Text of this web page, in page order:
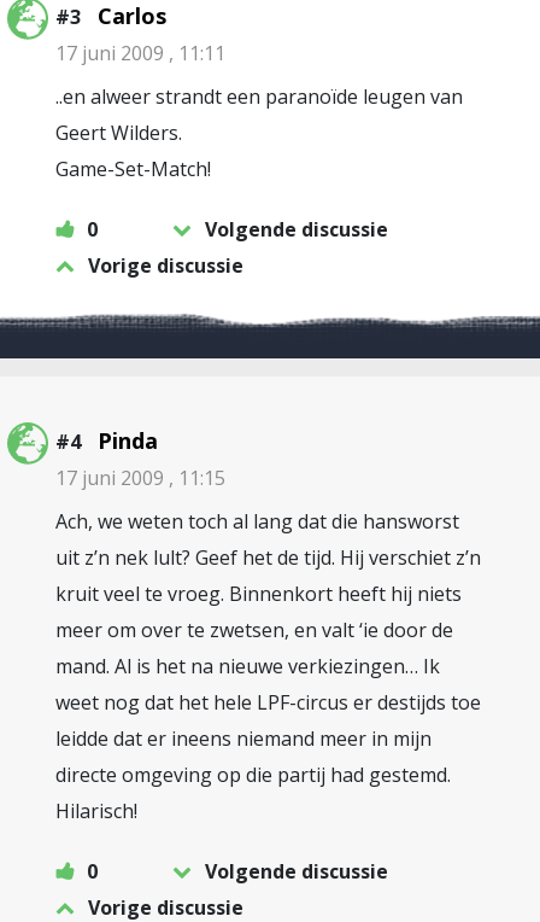
#3 Carlos
17 juni 2009 , 11:11
..en alweer strandt een paranoïde leugen van
Geert Wilders.
Game-Set-Match!
0
Volgende discussie
Vorige discussie
#4 Pinda
17 juni 2009 , 11:15
Ach, we weten toch al lang dat die hansworst
uit z’n nek lult? Geef het de tijd. Hij verschiet z’n
kruit veel te vroeg. Binnenkort heeft hij niets
meer om over te zwetsen, en valt ‘ie door de
mand. Al is het na nieuwe verkiezingen… Ik
weet nog dat het hele LPF-circus er destijds toe
leidde dat er ineens niemand meer in mijn
directe omgeving op die partij had gestemd.
Hilarisch!
0
Volgende discussie
Vorige discussie